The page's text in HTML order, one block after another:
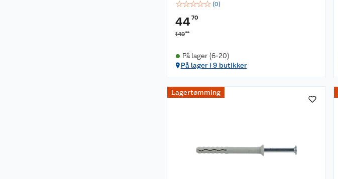
☆☆☆☆☆ (0)
4470
14900
På lager (6-20)
På lager i 9 butikker
Lagertømming